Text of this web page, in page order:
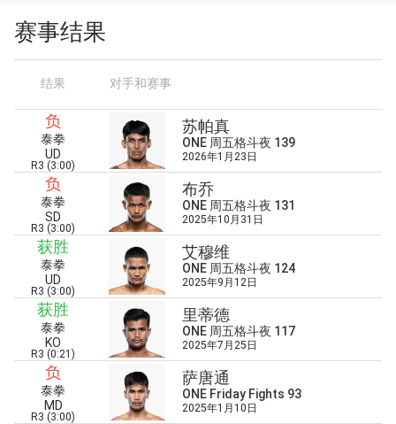
赛事结果
结果 对手和赛事
负
泰拳
UD
R3 (3:00)
苏帕真
ONE 周五格斗夜 139
2026年1月23日
负
泰拳
SD
R3 (3:00)
布乔
ONE 周五格斗夜 131
2025年10月31日
获胜
泰拳
UD
R3 (3:00)
艾穆维
ONE 周五格斗夜 124
2025年9月12日
获胜
泰拳
KO
R3 (0:21)
里蒂德
ONE 周五格斗夜 117
2025年7月25日
负
泰拳
MD
R3 (3:00)
萨唐通
ONE Friday Fights 93
2025年1月10日
浏览了解更多
在任何地域观看ONE冠军赛，现在注册获得权限了
解最新资讯、解锁特别福利以及优先机遇获得直播
场次的最佳座位！
邮箱